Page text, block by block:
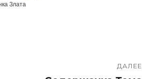
Злата
ДАЛЕЕ